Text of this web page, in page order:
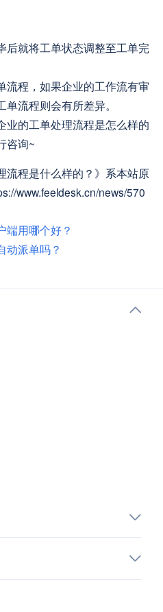
就将工单状态调整至工单完
程，如果企业的工作流有审
流程则会有所差异。
的工单处理流程是怎么样的
咨询~
流程是什么样的？》系本站原
www.feeldesk.cn/news/570
端用哪个好？
动派单吗？